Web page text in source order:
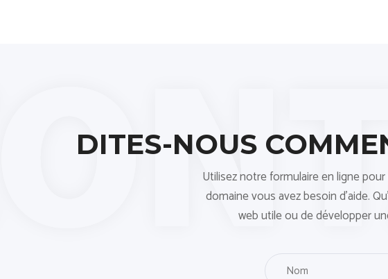
DITES-NOUS
Utilisez notre formulaire en ligne
domaine vous avez besoin d'aide.
web utile ou de développer